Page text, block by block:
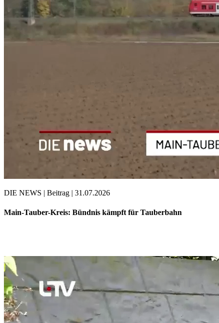
DIE NEWS | Beitrag | 31.07.2026
Main-Tauber-Kreis: Bündnis kämpft für Tauberbahn